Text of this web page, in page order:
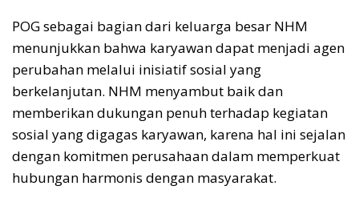
POG sebagai bagian dari keluarga besar NHM
menunjukkan bahwa karyawan dapat menjadi agen
perubahan melalui inisiatif sosial yang
berkelanjutan. NHM menyambut baik dan
memberikan dukungan penuh terhadap kegiatan
sosial yang digagas karyawan, karena hal ini sejalan
dengan komitmen perusahaan dalam memperkuat
hubungan harmonis dengan masyarakat.